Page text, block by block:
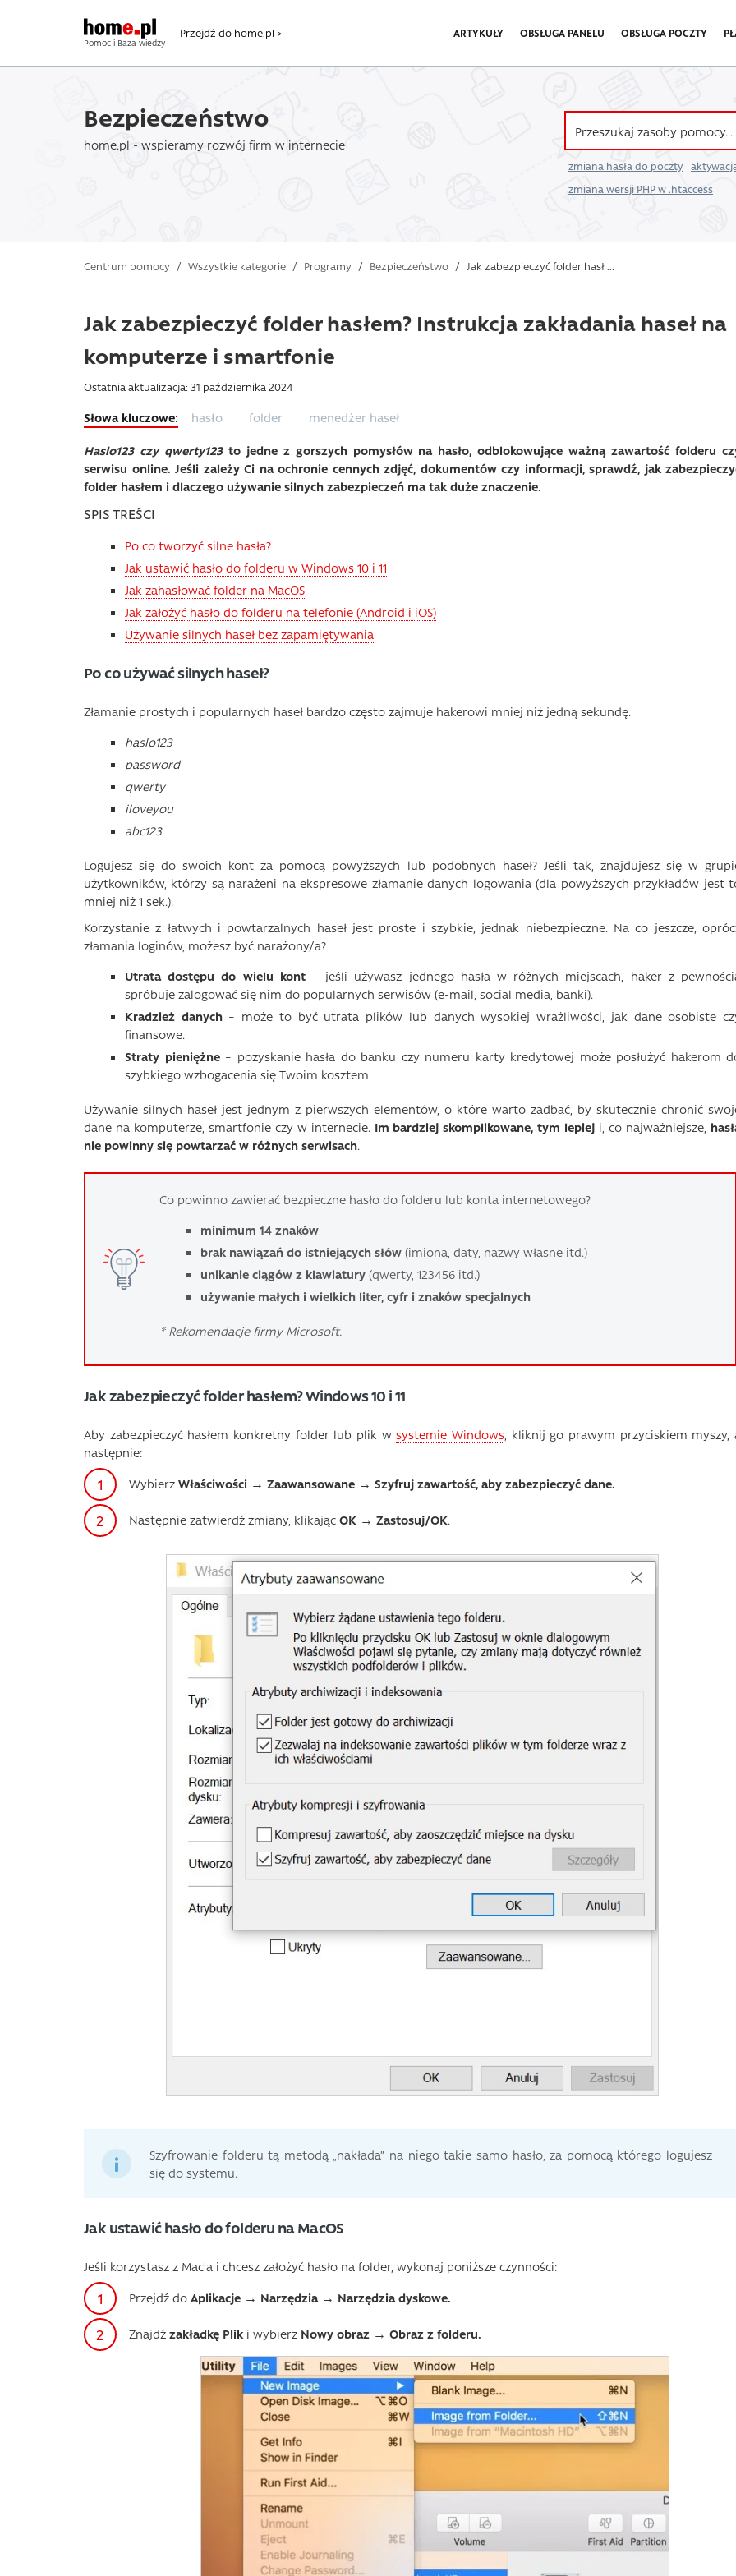
Pomoc i Baza wiedzy
Przejdź do home.pl > ARTYKUŁY OBSŁUGA PANELU OBSŁUGA POCZTY
Bezpieczeństwo
home.pl - wspieramy rozwój firm w internecie
zmiana hasła do poczty
zmiana wersji PHP w .htaccess
Centrum pomocy / Wszystkie kategorie / Programy / Bezpieczeństwo / Jak zabezpieczyć folder hasł ...
Jak zabezpieczyć folder hasłem? Instrukcja zakładania haseł na
komputerze i smartfonie
Ostatnia aktualizacja: 31 października 2024
hasło folder
menedżer haseł
Haslo123 czy qwerty123to jedne z gorszych pomysłów na hasło, odblokowujące ważną zawartość folderu
serwisu online. Jeśli zależy Ci na ochronie cennych zdjęć, dokumentów czy informacji, sprawdź, jak
folder hasłem i dlaczego używanie silnych zabezpieczeń ma tak duże znaczenie.
SPIS TREŚCI
Po co tworzyć silne hasła?
Jak ustawić hasło do folderu w Windows 10 i 11
Jak zahasłować folder na MacOS
Jak założyć hasło do folderu na telefonie (Android i iOS)
Używanie silnych haseł bez zapamiętywania
Po co używać silnych haseł?
Złamanie prostych i popularnych haseł bardzo często zajmuje hakerowi mniej niż jedną sekundę.
haslo123
password
qwerty
iloveyou
abc123
Logujesz się do swoich kont za pomocą powyższych lub podobnych haseł? Jeśli tak, znajdujesz się w
użytkowników, którzy są narażeni na ekspresowe złamanie danych logowania (dla powyższych przykładów jest
mniej niż 1 sek.).
Korzystanie z łatwych i powtarzalnych haseł jest proste i szybkie, jednak niebezpieczne. Na co jeszcze,
złamania loginów, możesz być narażony/a?
Utrata dostępu do wielu kont– jeśli używasz jednego hasła w różnych miejscach, haker z
spróbuje zalogować się nim do popularnych serwisów (e-mail, social media, banki).
Kradzież danych– może to być utrata plików lub danych wysokiej wrażliwości, jak dane osobiste
finansowe.
Straty pieniężne– pozyskanie hasła do banku czy numeru karty kredytowej może posłużyć hakerom
szybkiego wzbogacenia się Twoim kosztem.
Używanie silnych haseł jest jednym z pierwszych elementów, o które warto zadbać, by skutecznie chronić
dane na komputerze, smartfonie czy w internecie. Im bardziej skomplikowane, tym lepiej i, co najważniejsze,
nie powinny się powtarzać w różnych serwisach.
Co powinno zawierać bezpieczne hasło do folderu lub konta internetowego?
minimum 14 znaków
brak nawiązań do istniejących słów (imiona, daty, nazwy własne itd.)
unikanie ciągów z klawiatury (qwerty, 123456 itd.)
używanie małych i wielkich liter, cyfr i znaków specjalnych
* Rekomendacje firmy Microsoft.
Jak zabezpieczyć folder hasłem? Windows 10 i 11
Aby zabezpieczyć hasłem konkretny folder lub plik wsystemie Windows , kliknij go prawym przyciskiem myszy,
następnie:
Wybierz Właściwości → Zaawansowane → Szyfruj zawartość, aby zabezpieczyć dane.
Następnie zatwierdź zmiany, klikając OK → Zastosuj/OK.
Szyfrowanie folderu tą metodą „nakłada” na niego takie samo hasło, za pomocą którego logujesz
się do systemu.
Jak ustawić hasło do folderu na MacOS
Jeśli korzystasz z Mac’a i chcesz założyć hasło na folder, wykonaj poniższe czynności:
Przejdź do Aplikacje → Narzędzia → Narzędzia dyskowe.
Znajdź zakładkę Plik i wybierz Nowy obraz → Obraz z folderu.